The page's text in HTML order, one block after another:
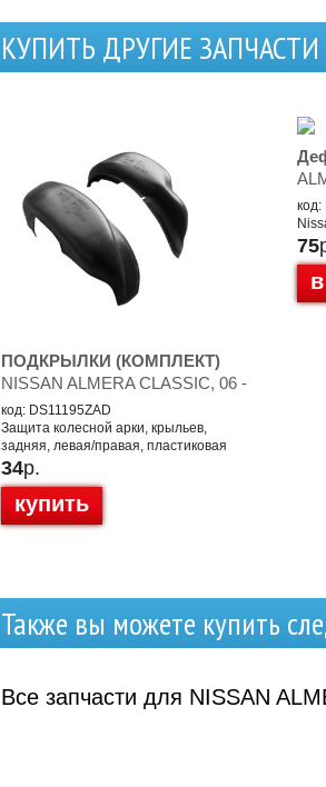
КУПИТЬ ДРУГИЕ
ПОДКРЫЛКИ (КОМПЛЕКТ)
NISSAN ALMERA CLASSIC, 06 -
код: DS11195ZAD
Защита колесной арки, крыльев,
задняя, левая/правая, пластиковая
34р.
купить
код:
75
Также вы можете купить
Все запчасти для NISSAN